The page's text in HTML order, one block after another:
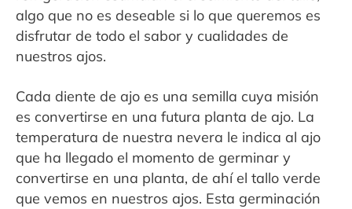
algo que no es deseable si lo que queremos es
disfrutar de todo el sabor y cualidades de
nuestros ajos.
Cada diente de ajo es una semilla cuya misión
es convertirse en una futura planta de ajo. La
temperatura de nuestra nevera le indica al ajo
que ha llegado el momento de germinar y
convertirse en una planta, de ahí el tallo verde
que vemos en nuestros ajos. Esta germinación